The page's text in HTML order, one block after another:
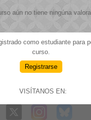
aún no tiene ningúna
como estudiante para
curso.
Registrarse
VISÍTANOS EN: